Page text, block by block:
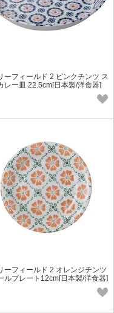
ーフィールド 2 ピンクチンツ ス
レー皿 22.5cm[日本製/洋食器]
ーフィールド 2 オレンジチンツ
ルプレート12cm[日本製/洋食器]